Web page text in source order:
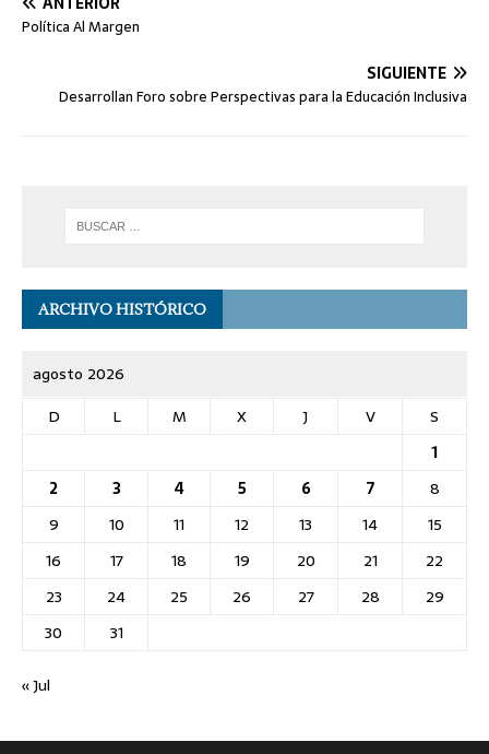
Política Al Margen
SIGUIENTE
Desarrollan Foro sobre Perspectivas para la Educación Inclusiva
ARCHIVO HISTÓRICO
agosto 2026
D
L M X J V
S
1
2
3 4 5 6 7
8
9
10 11 12 13 14
15
16
17 18 19 20 21
22
23
24 25 26 27 28
29
30
31
« Jul